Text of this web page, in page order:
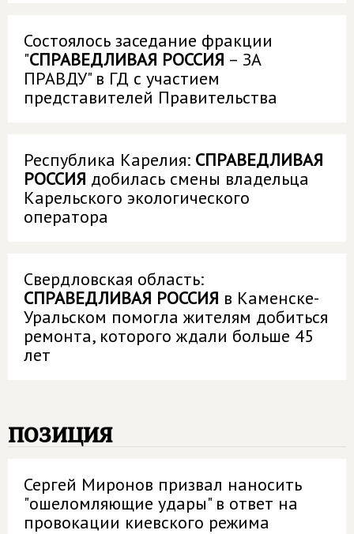
Состоялось заседание фракции
"СПРАВЕДЛИВАЯ РОССИЯ – ЗА
ПРАВДУ" в ГД с участием
представителей Правительства
Республика Карелия: СПРАВЕДЛИВАЯ
РОССИЯ добилась смены владельца
Карельского экологического
оператора
Свердловская область:
СПРАВЕДЛИВАЯ РОССИЯ в Каменске-
Уральском помогла жителям добиться
ремонта, которого ждали больше 45
лет
позиция
Сергей Миронов призвал наносить
"ошеломляющие удары" в ответ на
провокации киевского режима